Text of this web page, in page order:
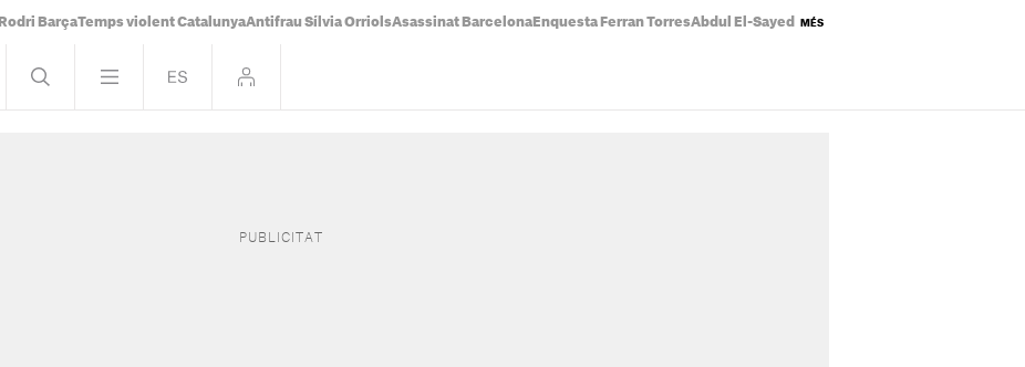
Rodri BarçaTemps violent CatalunyaAntifrau Sílvia OrriolsAsassinat Barcelona Enquesta Ferran TorresAbdul El-Sayed Incendi pis Badalona
MÉS